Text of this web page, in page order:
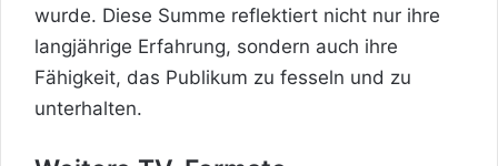
wurde. Diese Summe reflektiert nicht nur ihre
langjährige Erfahrung, sondern auch ihre
Fähigkeit, das Publikum zu fesseln und zu
unterhalten.